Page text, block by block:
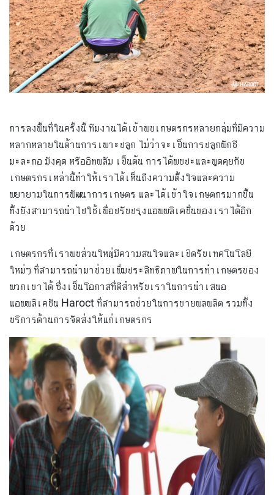
การลงพื้นที่ในครั้งนี้ ทีมงานได้เข้าพบเกษตรกรหลายกลุ่มที่มีความ
หลากหลายในด้านการเพาะปลูก ไม่ว่าจะเป็นการปลูกผักชี
มะละกอ มังคุด หรืออิทผลัม เป็นต้น การได้พบปะและพูดคุยกับ
เกษตรกรเหล่านี้ทำให้เราได้เห็นถึงความตั้งใจและความ
พยายามในการพัฒนาการเกษตร และได้เข้าใจเกษตกรมากขึ้น
ทั้งยังสามารถนำไปใช้เพื่อปรับปรุงแอพพลิเคชั่นของเราได้อีก
ด้วย
เกษตรกรที่เราพบส่วนใหญ่มีความสนใจและเปิดรับเทคโนโลยี
ใหม่ๆ ที่สามารถนำมาช่วยเพิ่มประสิทธิภาพในการทำเกษตรของ
พวกเขาได้ ซึ่งเป็นโอกาสที่ดีสำหรับเราในการนำเสนอ
แอพพลิเคชัน Haroct ที่สามารถช่วยในการขายผลผลิต รวมทั้ง
บริการด้านการจัดส่งให้แก่เกษตรกร